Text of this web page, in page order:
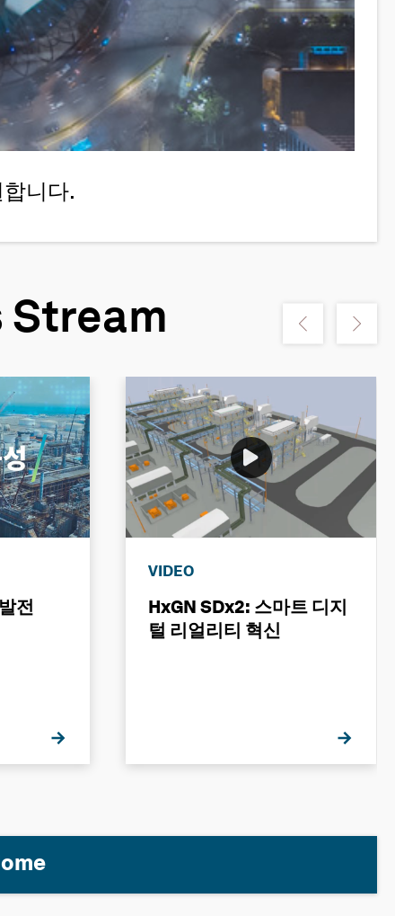
니다.
Stream Show previousShow next
전
VIDEO
HxGN SDx2: 스마트 디지
털 리얼리티 혁신